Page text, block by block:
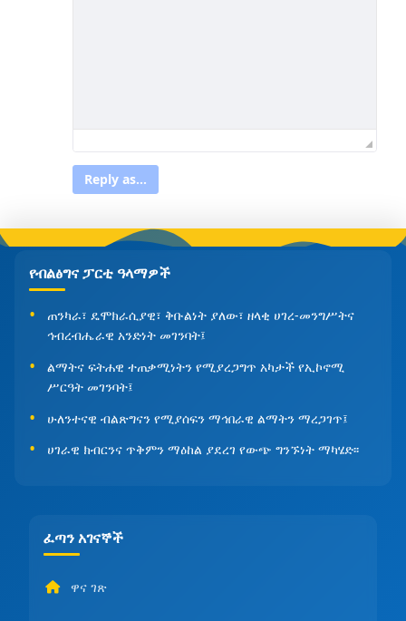
Reply as...
የብልፅግና ፓርቲ ዓላማዎች
ጠንካራ፣ ዴሞክራሲያዊ፣ ቅቡልነት ያለው፣ ዘላቂ ሀገረ-መንግሥትና
ኅብረብሔራዊ አንድነት መገንባት፤
ልማትና ፍትሐዊ ተጠቃሚነትን የሚያረጋግጥ አካታች የኢኮኖሚ
ሥርዓት መገንባት፤
ሁለንተናዊ ብልጽግናን የሚያሰፍን ማኅበራዊ ልማትን ማረጋገጥ፤
ሀገራዊ ክብርንና ጥቅምን ማዕከል ያደረገ የውጭ ግንኙነት ማካሄድ፡፡
ፈጣን አገናኞች
ዋና ገጽ